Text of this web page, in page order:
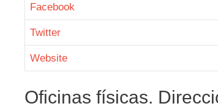
Facebook
Twitter
Website
Oficinas físicas.